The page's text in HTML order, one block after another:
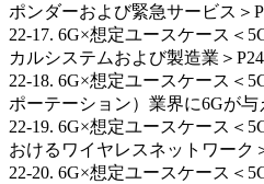
ポンダーおよび緊急サービス＞
22-17. 6G×想定ユースケース＜
カルシステムおよび製造業＞
22-18. 6G×想定ユースケース＜
ポーテーション）業界に6Gが与
22-19. 6G×想定ユースケース＜
おけるワイヤレスネットワーク
22-20. 6G×想定ユースケース＜